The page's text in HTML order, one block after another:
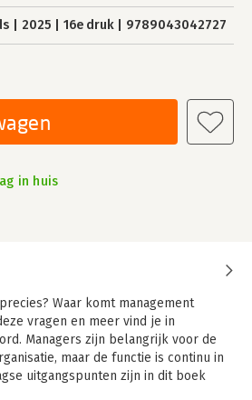
2025 16e druk 9789043042727
in huis
Waar komt management
vragen en meer vind je in
Managers zijn belangrijk voor de
maar de functie is continu in
uitgangspunten zijn in dit boek